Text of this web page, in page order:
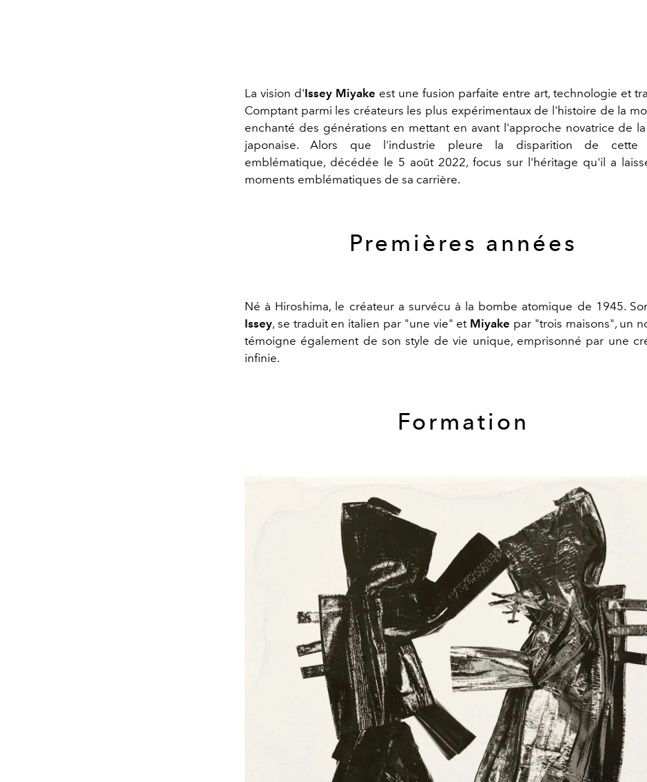
La vision d'Issey Miyake est une fusion parfaite entre art, technologie et
Comptant parmi les créateurs les plus expérimentaux de l'histoire de la
enchanté des générations en mettant en avant l'approche novatrice de
japonaise. Alors que l'industrie pleure la disparition de cette
emblématique, décédée le 5 août 2022, focus sur l'héritage qu'il a
moments emblématiques de sa carrière.
Premières années
Né à Hiroshima, le créateur a survécu à la bombe atomique de 1945.
Issey, se traduit en italien par "une vie" et Miyake par "trois maisons", un
témoigne également de son style de vie unique, emprisonné par une
infinie.
Formation